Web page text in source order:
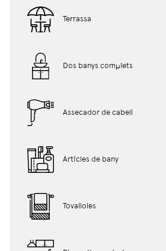
Terrassa
Dos banys complets
Assecador de cabell
Articles de bany
Tovalloles